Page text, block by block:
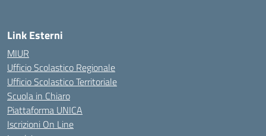
Link Esterni
MIUR
Ufficio Scolastico Regionale
Ufficio Scolastico Territoriale
Scuola in Chiaro
Piattaforma UNICA
Iscrizioni On Line